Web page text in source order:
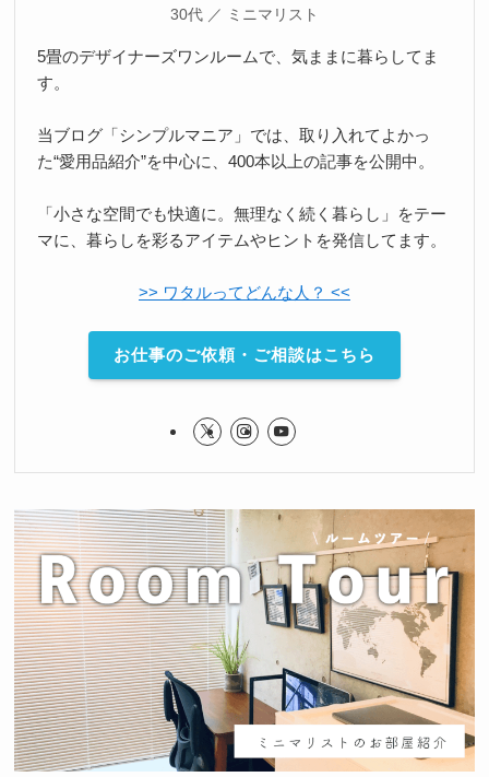
30代 ／ ミニマリスト
5畳のデザイナーズワンルームで、気ままに暮らしてま
す。
当ブログ「シンプルマニア」では、取り入れてよかっ
た“愛用品紹介”を中心に、400本以上の記事を公開中。
「小さな空間でも快適に。無理なく続く暮らし」をテー
マに、暮らしを彩るアイテムやヒントを発信してます。
>> ワタルってどんな人？ <<
お仕事のご依頼・ご相談はこちら